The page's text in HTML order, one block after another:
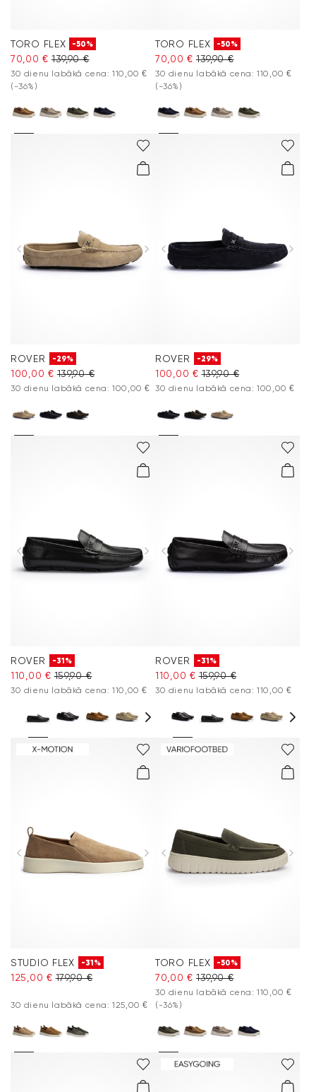
TORO FLEX -50%
70,00 € 139,90 €
30 dienu labākā cena: 110,00 €
(-36%)
TORO FLEX -50%
70,00 € 139,90 €
30 dienu labākā cena: 110,00 €
(-36%)
ROVER -29%
100,00 € 139,90 €
30 dienu labākā cena: 100,00 €
ROVER -29%
100,00 € 139,90 €
30 dienu labākā cena: 100,00 €
ROVER -31%
110,00 € 159,90 €
30 dienu labākā cena: 110,00 €
ROVER -31%
110,00 € 159,90 €
30 dienu labākā cena: 110,00 €
STUDIO FLEX -31%
125,00 € 179,90 €
30 dienu labākā cena: 125,00 €
TORO FLEX -50%
70,00 € 139,90 €
30 dienu labākā cena: 110,00 €
(-36%)